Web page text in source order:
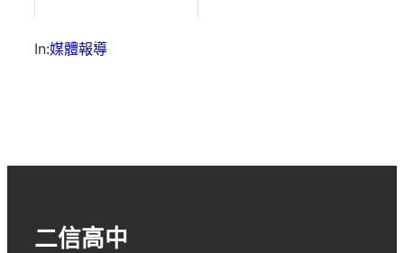
In:媒體報導
二信高中